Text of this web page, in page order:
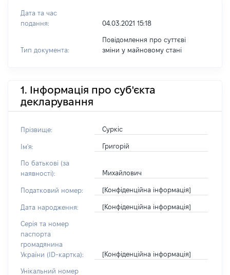
Дата та час
подання:
04.03.2021 15:18
Тип документа:
Повідомлення про суттєві
зміни y майновому стані
1. Інформація про суб'єкта
декларування
Прізвище: Суркіс
Ім'я: Григорій
По батькові (за
наявності):
Михайлович
Податковий номер: [Конфіденційна інформація]
Дата народження: [Конфіденційна інформація]
Серія та номер
паспорта
громадянина
України (ID-картка):
[Конфіденційна інформація]
Унікальний номер